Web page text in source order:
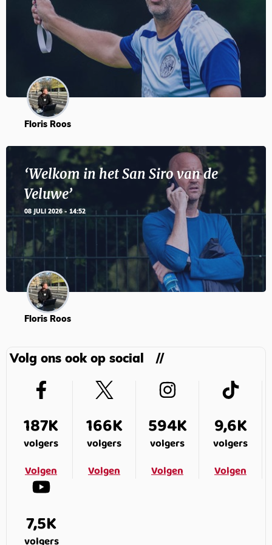
Floris Roos
‘Welkom in het San Siro van de
Veluwe’
08 JULI 2026 - 14:52
Floris Roos
Volg ons ook op social
187K
volgers
Volgen
166K
volgers
Volgen
594K
volgers
Volgen
9,6K
volgers
Volgen
7,5K